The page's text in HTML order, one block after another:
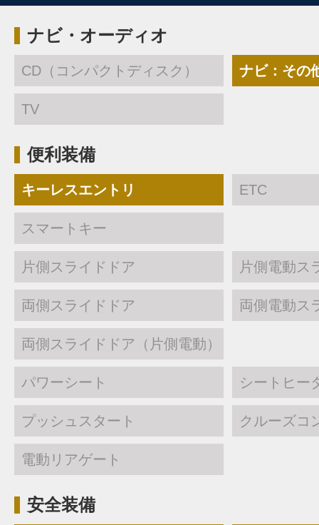
ナビ・オーディオ
CD（コンパクトディスク） ナビ：その
TV
便利装備
キーレスエントリ ETC
スマートキー
片側スライドドア 片側電動ス
両側スライドドア 両側電動ス
両側スライドドア（片側電動）
パワーシート シートヒー
プッシュスタート クルーズコ
電動リアゲート
安全装備